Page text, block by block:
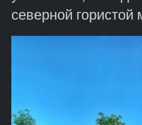
северной гористой